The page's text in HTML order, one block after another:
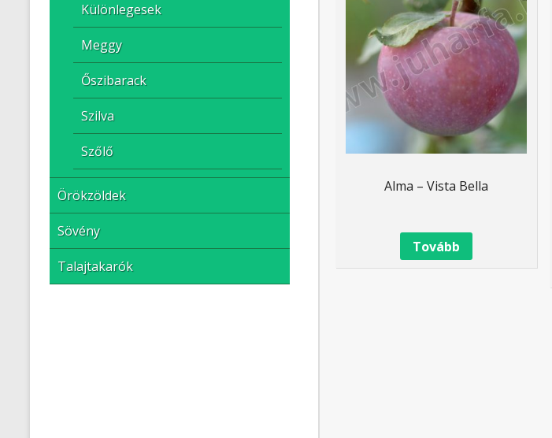
Alma – Vista Bella
Tovább
Különlegesek
Meggy
Őszibarack
Szilva
Szőlő
Örökzöldek
Sövény
Talajtakarók